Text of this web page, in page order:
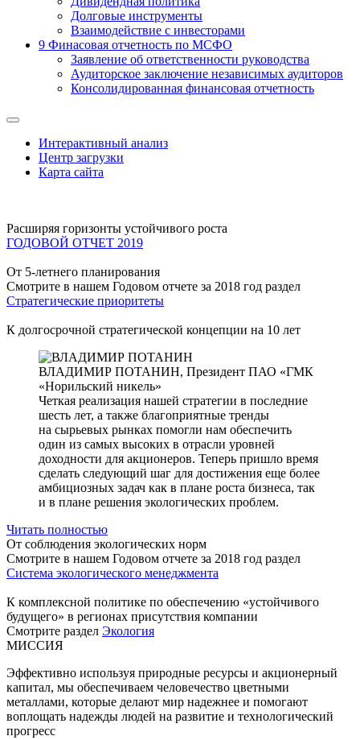
Долговые инструменты
Взаимодействие с инвеcторами
9 Финасовая отчетность по МСФО
Заявление об ответственности руководства
Аудиторское заключение независимых аудиторов
Консолидированная финансовая отчетность
Интерактивный анализ
Центр загрузки
Карта сайта
Расширяя горизонты устойчивого роста
ГОДОВОЙ ОТЧЕТ 2019
От 5-летнего планирования
Смотрите в нашем Годовом отчете за 2018 год раздел
Стратегические приоритеты
К долгосрочной стратегической концепции на 10 лет
ВЛАДИМИР ПОТАНИН, Президент ПАО «ГМК
«Норильский никель»
Четкая реализация нашей стратегии в последние
шесть лет, а также благоприятные тренды
на сырьевых рынках помогли нам обеспечить
один из самых высоких в отрасли уровней
доходности для акционеров. Теперь пришло время
сделать следующий шаг для достижения еще более
амбициозных задач как в плане роста бизнеса, так
и в плане решения экологических проблем.
Читать полностью
От соблюдения экологических норм
Смотрите в нашем Годовом отчете за 2018 год раздел
Система экологического менеджмента
К комплексной политике по обеспечению «устойчивого
будущего» в регионах присутствия компании
Смотрите раздел Экология
МИССИЯ
Эффективно используя природные ресурсы и акционерный
капитал, мы обеспечиваем человечество цветными
металлами, которые делают мир надежнее и помогают
воплощать надежды людей на развитие и технологический
прогресс